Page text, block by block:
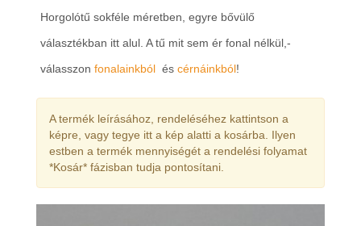
Horgolótű sokféle méretben, egyre bővülő
választékban itt alul. A tű mit sem ér fonal nélkül,-
válasszon fonalainkból és cérnáinkból!
A termék leírásához, rendeléséhez kattintson a
képre, vagy tegye itt a kép alatti a kosárba. Ilyen
estben a termék mennyiségét a rendelési folyamat
*Kosár* fázisban tudja pontosítani.